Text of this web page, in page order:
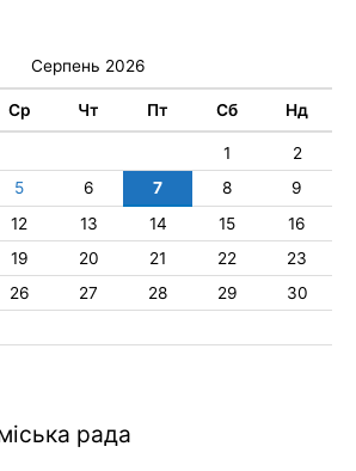
Серпень 2026
Ср Чт Пт Сб Нд
1
2
5 6 7 8
9
12 13 14 15
16
19 20 21 22
23
26 27 28 29
30
рада